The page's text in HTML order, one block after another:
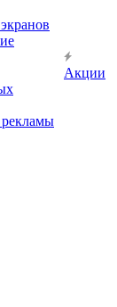
Акции